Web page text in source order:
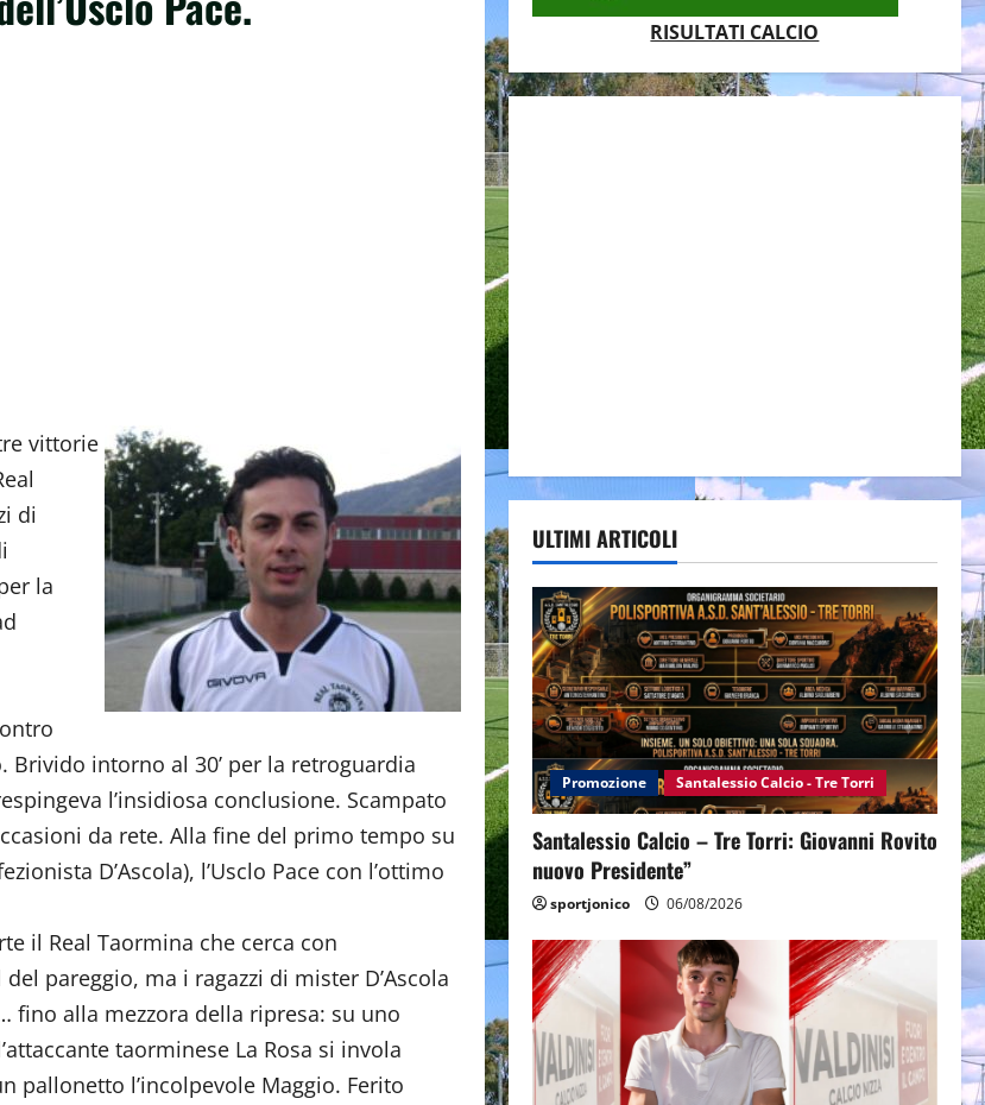
vittorie
di
la
intorno al 30’ per la retroguardia
l’insidiosa conclusione. Scampato
da rete. Alla fine del primo tempo su
D’Ascola), l’Usclo Pace con l’ottimo
il Real Taormina che cerca con
pareggio, ma i ragazzi di mister D’Ascola
fino alla mezzora della ripresa: su uno
taorminese La Rosa si invola
pallonetto l’incolpevole Maggio. Ferito
RISULTATI CALCIO
ULTIMI ARTICOLI
Promozione Santalessio Calcio - Tre Torri
Santalessio Calcio – Tre Torri: Giovanni Rovito
nuovo Presidente”
sportjonico 06/08/2026